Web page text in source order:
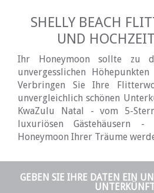
SHELLY BEACH
UND
Ihr Honeymoon sollte zu
unvergesslichen
Verbringen Sie Ihre
unvergleichlich schönen
KwaZulu Natal - vom 5-
luxuriösen
Honeymoon Ihrer Träume
GEBEN SIE IHRE DATEN EIN